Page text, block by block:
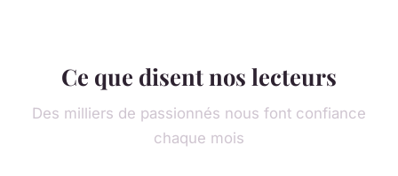
Ce que disent nos lecteurs
Des milliers de passionnés nous font confiance
chaque mois